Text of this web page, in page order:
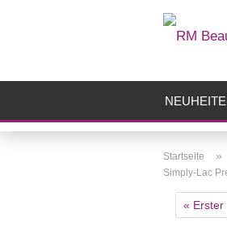
Startseite »
Simply-Lac
« Erster